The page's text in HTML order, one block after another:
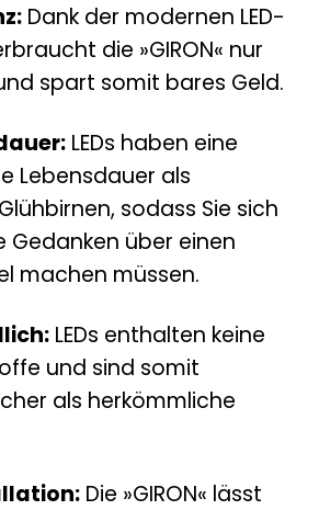
Dank der modernen LED-
die »GIRON« nur
spart somit bares Geld.
LEDs haben eine
Lebensdauer als
sodass Sie sich
Gedanken über einen
machen müssen.
LEDs enthalten keine
und sind somit
als herkömmliche
Die »GIRON« lässt